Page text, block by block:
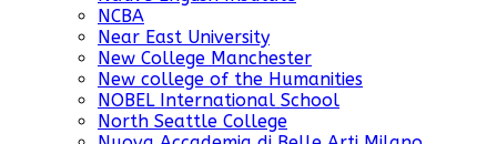
NCBA
Near East University
New College Manchester
New college of the Humanities
NOBEL International School
North Seattle College